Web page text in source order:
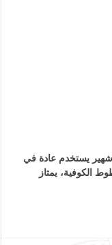
يستخدم عادة في
الكوفية، يمتاز